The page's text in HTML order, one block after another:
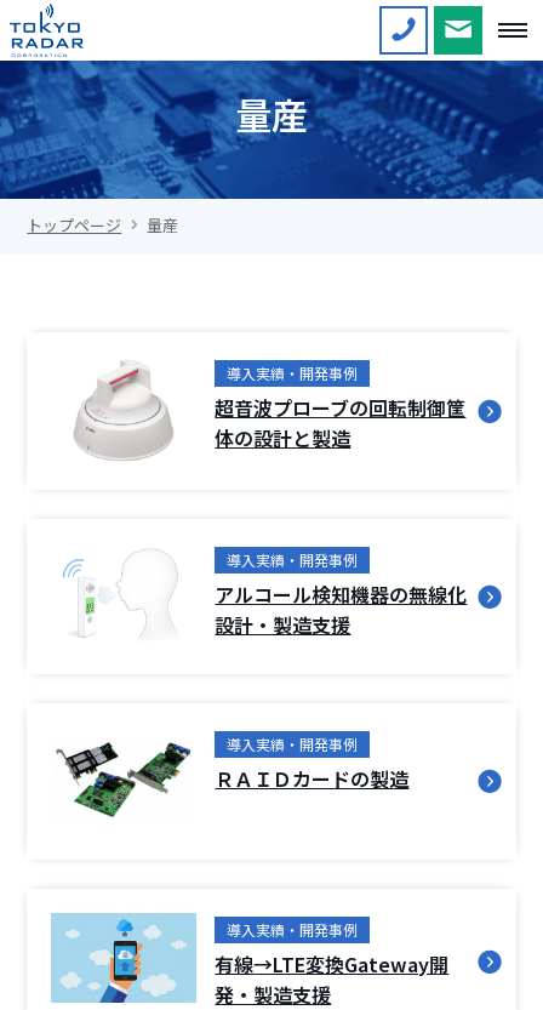
量産
トップページ 量産
導入実績・開発事例
超音波プローブの回転制御筐
体の設計と製造
導入実績・開発事例
アルコール検知機器の無線化
設計・製造支援
導入実績・開発事例
ＲＡＩＤカードの製造
導入実績・開発事例
有線→LTE変換Gateway開
発・製造支援